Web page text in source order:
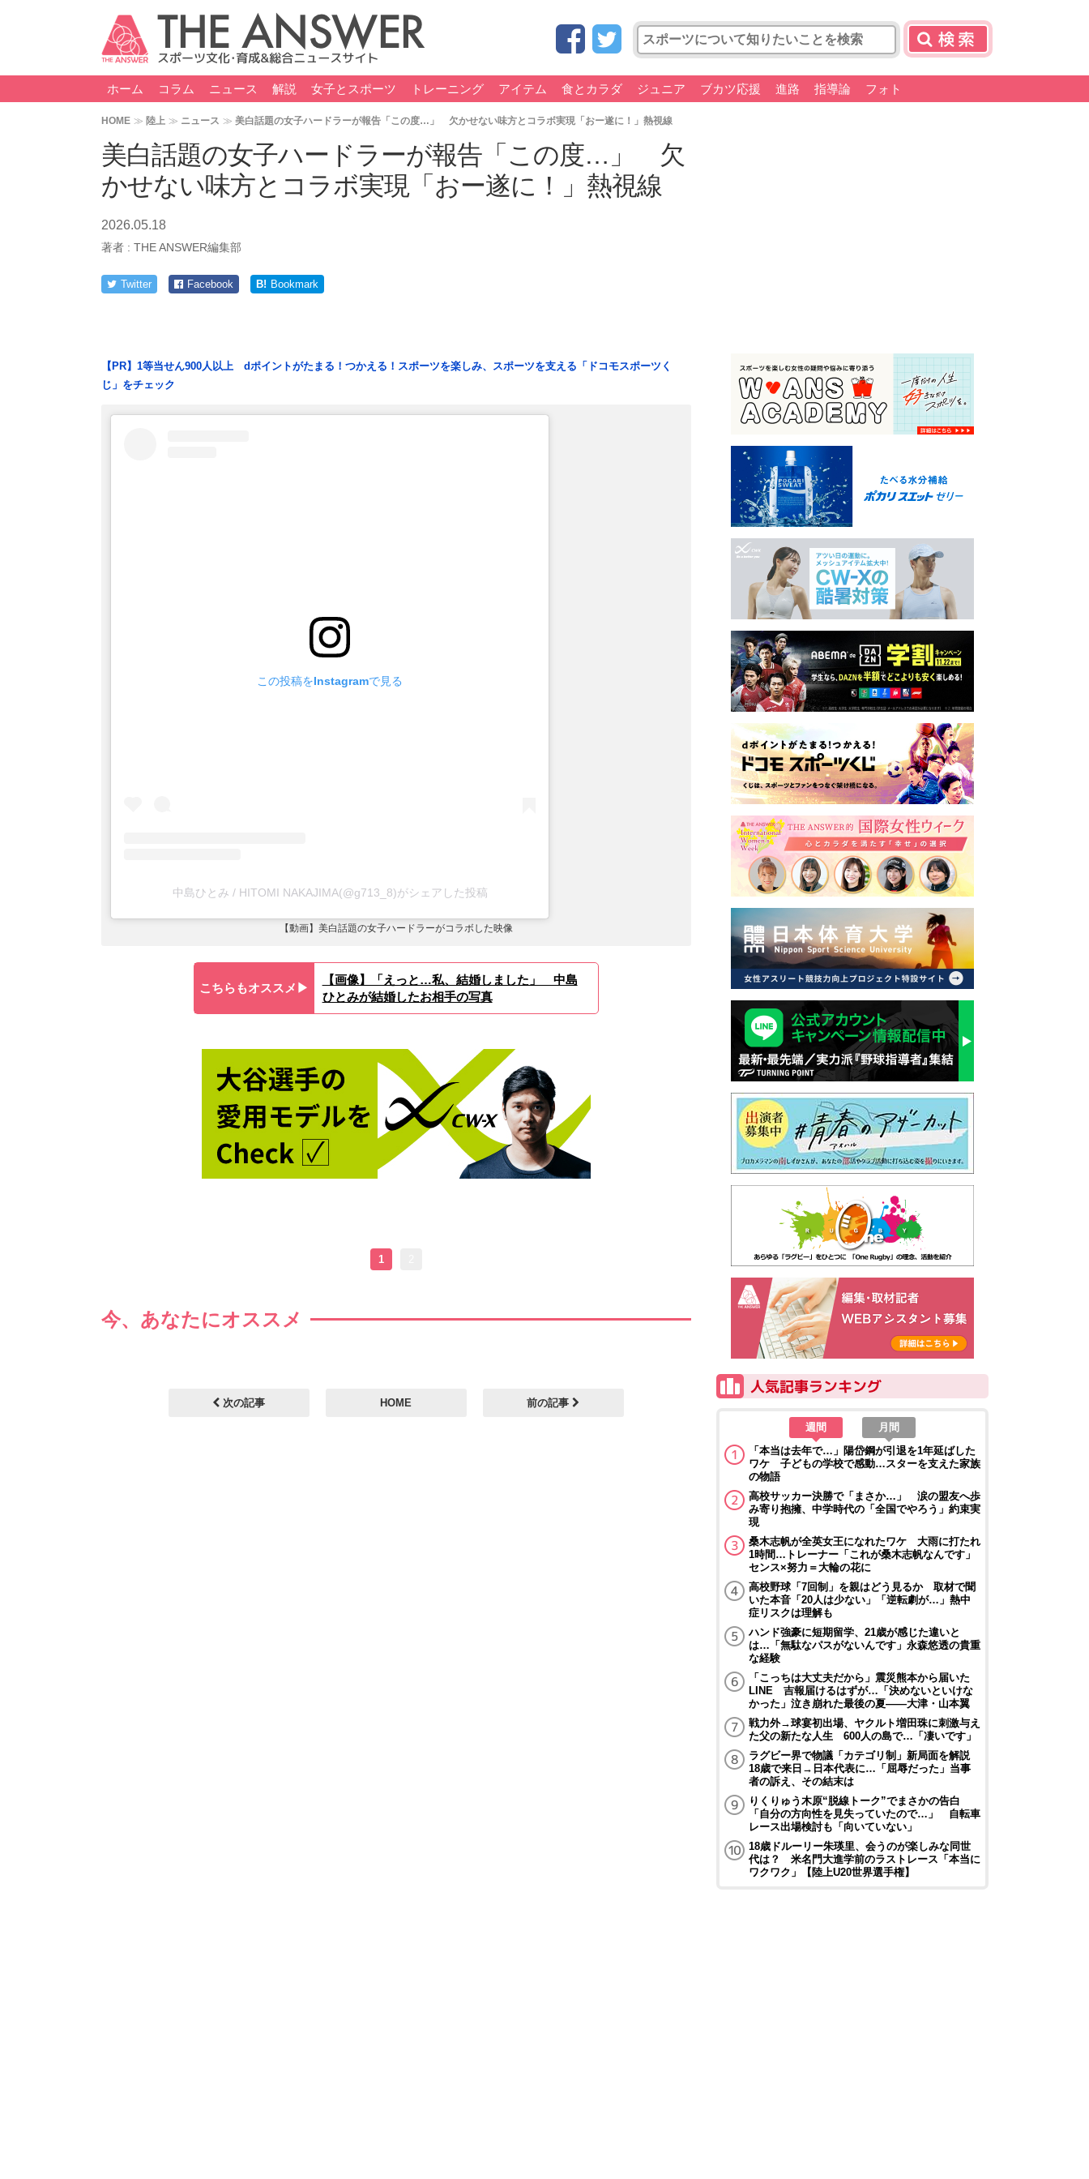
ホーム コラム ニュース 解説 女子とスポーツ トレーニング アイテム 食とカラダ ジュニア ブカツ応援 進路 指導論 フォト
HOME 陸上 ニュース 美白話題の女子ハードラーが報告「この度…」 欠かせない味方とコラボ実現「おー遂に！」熱視線
美白話題の女子ハードラーが報告「この度…」 欠
かせない味方とコラボ実現「おー遂に！」熱視線
2026.05.18
著者 : THE ANSWER編集部
Twitter Facebook B! Bookmark
【PR】1等当せん900人以上 dポイントがたまる！つかえる！スポーツを楽しみ、スポーツを支える「ドコモスポーツく
じ」をチェック
この投稿をInstagramで見る
中島ひとみ / HITOMI NAKAJIMA(@g713_8)がシェアした投稿
【動画】美白話題の女子ハードラーがコラボした映像
こちらもオススメ▶︎
【画像】「えっと…私、結婚しました」 中島
ひとみが結婚したお相手の写真
1
今、あなたにオススメ
次の記事 HOME 前の記事
週間
月間
「本当は去年で…」陽岱鋼が引退を1年延ばした
ワケ 子どもの学校で感動…スターを支えた家族
の物語
高校サッカー決勝で「まさか…」 涙の盟友へ歩
み寄り抱擁、中学時代の「全国でやろう」約束実
現
桑木志帆が全英女王になれたワケ 大雨に打たれ
1時間…トレーナー「これが桑木志帆なんです」
センス×努力＝大輪の花に
高校野球「7回制」を親はどう見るか 取材で聞
いた本音「20人は少ない」「逆転劇が…」熱中
症リスクは理解も
ハンド強豪に短期留学、21歳が感じた違いと
は…「無駄なパスがないんです」永森悠透の貴重
な経験
「こっちは大丈夫だから」震災熊本から届いた
LINE 吉報届けるはずが…「決めないといけな
かった」泣き崩れた最後の夏――大津・山本翼
戦力外→球宴初出場、ヤクルト増田珠に刺激与え
た父の新たな人生 600人の島で…「凄いです」
ラグビー界で物議「カテゴリ制」新局面を解説
18歳で来日→日本代表に…「屈辱だった」当事
者の訴え、その結末は
りくりゅう木原“脱線トーク”でまさかの告白
「自分の方向性を見失っていたので…」 自転車
レース出場検討も「向いていない」
18歳ドルーリー朱瑛里、会うのが楽しみな同世
代は？ 米名門大進学前のラストレース「本当に
ワクワク」【陸上U20世界選手権】